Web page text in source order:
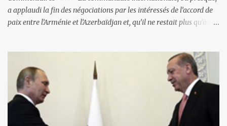
a applaudi la fin des négociations par les intéressés de l’accord de
paix entre l’Arménie et l’Azerbaïdjan et, qu’il ne restait plus qu’à le
Les deux points non résolus portaient sur la renonciation aux
revendications internationales mutuelles et sur l'abstention de
déployer des représentants d'autres pays le long de la frontière
entre l'Arménie et l'Azerbaïdjan. C’est chose faite, l’Arménie a
accepté. Comme on pouvait s’y attendre, Bakou a posé de
nouvelles conditions préalables : 1- L’Arménie doit demander la